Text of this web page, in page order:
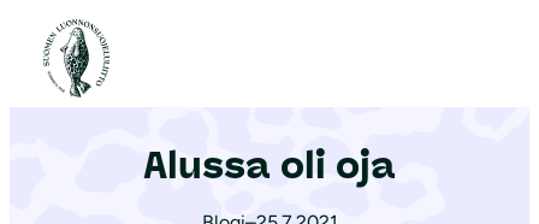
Etusivu
Alussa oli oja